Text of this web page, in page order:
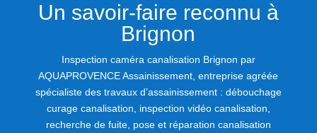
Un savoir-faire reconnu à
Brignon
Inspection caméra canalisation Brignon par
AQUAPROVENCE Assainissement, entreprise agréée
spécialiste des travaux d’assainissement : débouchage
curage canalisation, inspection vidéo canalisation,
recherche de fuite, pose et réparation canalisation